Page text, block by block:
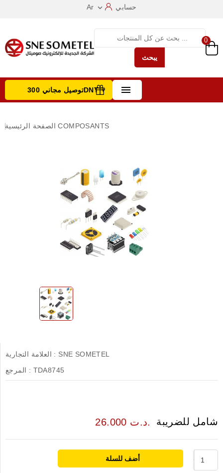
Ar  حسابي
يبحث
0
 توصيل مجاني 300DNT +
الصفحة الرئيسية COMPOSANTS
العلامة التجارية : SNE SOMETEL
المرجع : TDA8745
26.000 د.ت. شامل للضريبة
أضف للسلة